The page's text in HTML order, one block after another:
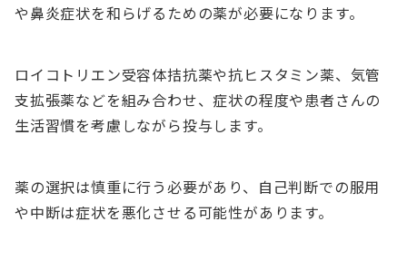
や鼻炎症状を和らげるための薬が必要になります。
ロイコトリエン受容体拮抗薬や抗ヒスタミン薬、気管
支拡張薬などを組み合わせ、症状の程度や患者さんの
生活習慣を考慮しながら投与します。
薬の選択は慎重に行う必要があり、自己判断での服用
や中断は症状を悪化させる可能性があります。